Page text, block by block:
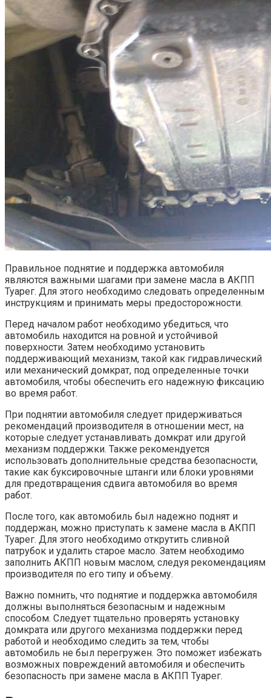
Правильное поднятие и поддержка автомобиля
являются важными шагами при замене масла в АКПП
Туарег. Для этого необходимо следовать определенным
инструкциям и принимать меры предосторожности.
Перед началом работ необходимо убедиться, что
автомобиль находится на ровной и устойчивой
поверхности. Затем необходимо установить
поддерживающий механизм, такой как гидравлический
или механический домкрат, под определенные точки
автомобиля, чтобы обеспечить его надежную фиксацию
во время работ.
При поднятии автомобиля следует придерживаться
рекомендаций производителя в отношении мест, на
которые следует устанавливать домкрат или другой
механизм поддержки. Также рекомендуется
использовать дополнительные средства безопасности,
такие как буксировочные штанги или блоки уровнями
для предотвращения сдвига автомобиля во время
работ.
После того, как автомобиль был надежно поднят и
поддержан, можно приступать к замене масла в АКПП
Туарег. Для этого необходимо открутить сливной
патрубок и удалить старое масло. Затем необходимо
заполнить АКПП новым маслом, следуя рекомендациям
производителя по его типу и объему.
Важно помнить, что поднятие и поддержка автомобиля
должны выполняться безопасным и надежным
способом. Следует тщательно проверять установку
домкрата или другого механизма поддержки перед
работой и необходимо следить за тем, чтобы
автомобиль не был перегружен. Это поможет избежать
возможных повреждений автомобиля и обеспечить
безопасность при замене масла в АКПП Туарег.